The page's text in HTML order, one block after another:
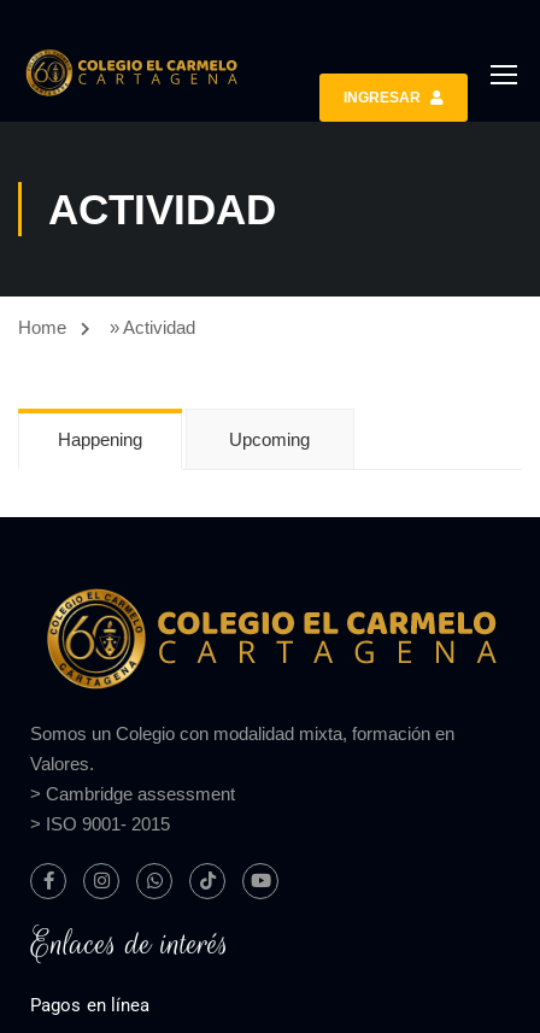
INGRESAR
ACTIVIDAD
Home »Actividad
Happening Upcoming
Somos un Colegio con modalidad mixta, formación en
Valores.
> Cambridge assessment
> ISO 9001- 2015
Enlaces de interés
Pagos en línea